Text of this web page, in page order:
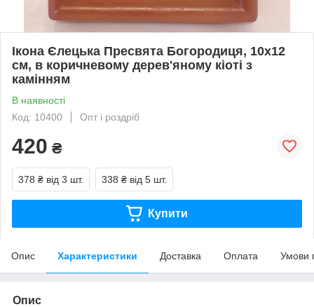
Ікона Єлецька Пресвята Богородиця, 10х12
см, в коричневому дерев'яному кіоті з
камінням
В наявності
Код: 10400
Опт і роздріб
420 ₴
378 ₴ від 3 шт. 338 ₴ від 5 шт.
Купити
Опис Характеристики Доставка Оплата Умови
Опис